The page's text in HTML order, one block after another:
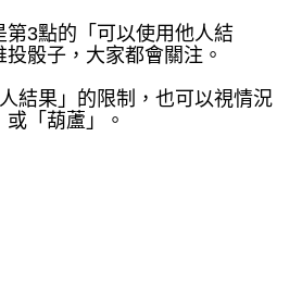
3點的「可以使用他人結
骰子，大家都會關注。
結果」的限制，也可以視情況
「葫蘆」。